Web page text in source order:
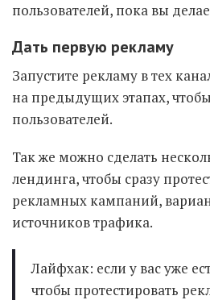
пользователей, пока вы
Дать первую рекламу
Запустите рекламу в тех
на предыдущих этапах,
пользователей.
Так же можно сделать
лендинга, чтобы сразу
рекламных кампаний,
источников трафика.
Лайфхак: если у вас уже
чтобы протестировать